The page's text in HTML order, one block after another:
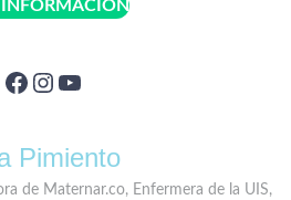
Pimiento
de Maternar.co, Enfermera de la UIS,